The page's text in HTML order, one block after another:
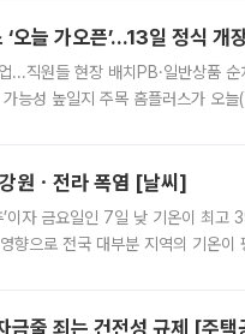
늘 가오픈’...13일 정식 개
직원들 현장 배치PB·일반상품
능성 높일지 주목 홈플러스가 오
원ㆍ전라 폭염 [날씨]
’이자 금요일인 7일 낮 기온이 최고
향으로 전국 대부분 지역의 기온
금줄 죄는 건전성 규제 [주